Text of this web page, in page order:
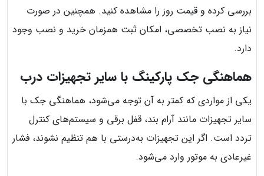
بررسی کرده و قیمت روز را مشاهده کنید. همچنین در صورت
نیاز به نصب تخصصی، امکان ثبت همزمان خرید و نصب وجود
دارد.
هماهنگی جک پارکینگ با سایر تجهیزات درب
یکی از مواردی که کمتر به آن توجه می‌شود، هماهنگی جک با
سایر تجهیزات مانند آرام بند، قفل برقی و سیستم‌های کنترل
تردد است. اگر این تجهیزات به‌درستی با هم تنظیم نشوند، فشار
غیرعادی به موتور وارد می‌شود.